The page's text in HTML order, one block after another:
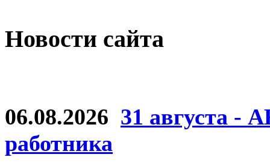
Новости сайта
06.08.2026 31 августа -
работника